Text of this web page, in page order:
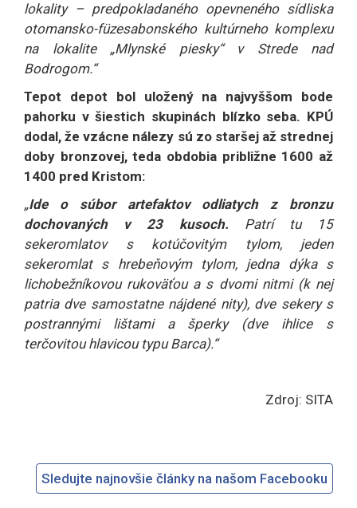
lokality – predpokladaného opevneného sídliska
otomansko-füzesabonského kultúrneho komplexu
na lokalite „Mlynské piesky“ v Strede nad
Bodrogom.“
Tepot depot bol uložený na najvyššom bode
pahorku v šiestich skupinách blízko seba. KPÚ
dodal, že vzácne nálezy sú zo staršej až strednej
doby bronzovej, teda obdobia približne 1600 až
1400 pred Kristom:
„Ide o súbor artefaktov odliatych z bronzu
dochovaných v 23 kusoch. Patrí tu 15
sekeromlatov s kotúčovitým tylom, jeden
sekeromlat s hrebeňovým tylom, jedna dýka s
lichobežníkovou rukoväťou a s dvomi nitmi (k nej
patria dve samostatne nájdené nity), dve sekery s
postrannými lištami a šperky (dve ihlice s
terčovitou hlavicou typu Barca).“
Zdroj: SITA
Sledujte najnovšie články na našom Facebooku